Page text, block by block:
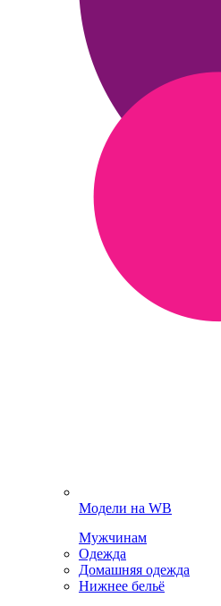
Модели на WB
Мужчинам
Одежда
Домашняя одежда
Нижнее бельё